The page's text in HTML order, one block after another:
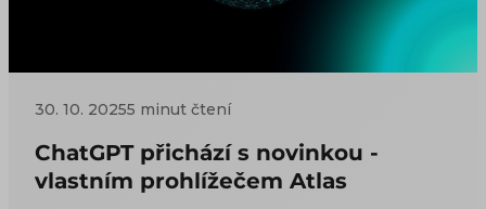
30. 10. 20255 minut čtení
ChatGPT přichází s novinkou -
vlastním prohlížečem Atlas